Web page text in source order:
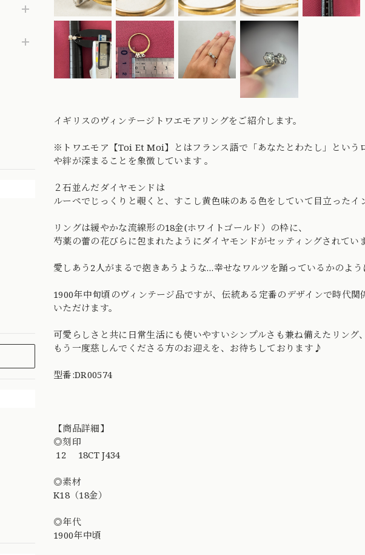
イギリスのヴィンテージトワエモアリングをご紹介します。
※トワエモア【Toi Et Moi】とはフランス語で「あなたとわたし」という
や絆が深まることを象徴しています 。
２石並んだダイヤモンドは
ルーペでじっくりと覗くと、すこし黄色味のある色をしていて目立った
リングは緩やかな流線形の18金(ホワイトゴールド）の枠に、
芍薬の蕾の花びらに包まれたようにダイヤモンドがセッティングされてい
愛しあう2人がまるで抱きあうような…幸せなワルツを踊っているかのよ
1900年中旬頃のヴィンテージ品ですが、伝統ある定番のデザインで時代
いただけます。
可愛らしさと共に日常生活にも使いやすいシンプルさも兼ね備えたリング
もう一度慈しんでくださる方のお迎えを、お待ちしております♪
型番:DR00574
【商品詳細】
◎刻印
12 18CT J434
◎素材
K18（18金）
◎年代
1900年中頃